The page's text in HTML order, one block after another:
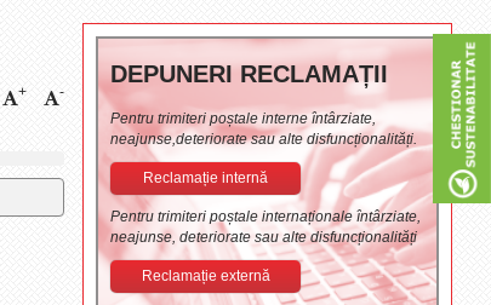
+ -
DEPUNERI RECLAMAȚII
Pentru trimiteri poștale interne întârziate,
neajunse,deteriorate sau alte disfuncționalități.
Reclamație internă
Pentru trimiteri poștale internaționale întârziate,
neajunse, deteriorate sau alte disfuncționalități
Reclamație externă